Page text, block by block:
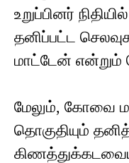
உறுப்பினர்
தனிப்பட்ட
மாட்டேன் என்றும்
மேலும், கோவை
தொகுதியும்